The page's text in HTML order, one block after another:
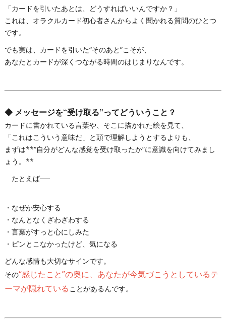
「カードを引いたあとは、どうすればいいんですか？」
これは、オラクルカード初心者さんからよく聞かれる質問のひとつ
です。
でも実は、カードを引いた“そのあと”こそが、
あなたとカードが深くつながる時間のはじまりなんです。
◆ メッセージを“受け取る”ってどういうこと？
カードに書かれている言葉や、そこに描かれた絵を見て、
「これはこういう意味だ」と頭で理解しようとするよりも、
まずは**“自分がどんな感覚を受け取ったか”に意識を向けてみまし
ょう。**
たとえば──
・なぜか安心する
・なんとなくざわざわする
・言葉がすっと心にしみた
・ピンとこなかったけど、気になる
どんな感情も大切なサインです。
その“感じたこと”の奥に、あなたが今気づこうとしているテ
ーマが隠れていることがあるんです。